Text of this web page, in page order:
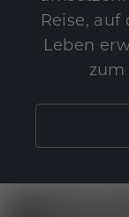
Reise,
Leben